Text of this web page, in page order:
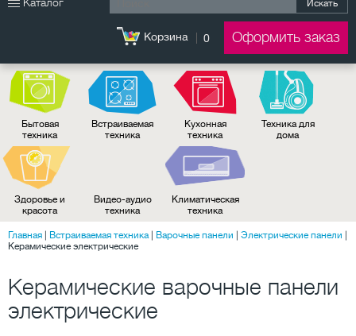
Искать
Корзина 0 Оформить заказ
Бытовая
техника
Встраиваемая
техника
Кухонная
техника
Техника для
дома
Здоровье и
красота
Видео-аудио
техника
Климатическая
техника
Главная Встраиваемая техника| Варочные панели Электрические панели
Керамические электрические
Керамические варочные панели
электрические